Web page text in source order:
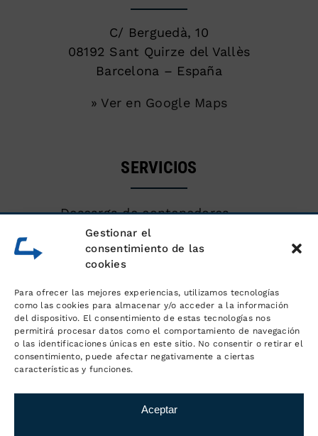
Gestionar el
consentimiento de las
cookies
Para ofrecer las mejores experiencias, utilizamos tecnologías
como las cookies para almacenar y/o acceder a la información
del dispositivo. El consentimiento de estas tecnologías nos
permitirá procesar datos como el comportamiento de navegación
o las identificaciones únicas en este sitio. No consentir o retirar el
consentimiento, puede afectar negativamente a ciertas
características y funciones.
Aceptar
C/ Berguedà, 10
08192 Sant Quirze del Vallès
Barcelona – España
» Ver en Google Maps
SERVICIOS
Descarga de contenedores
marítimos
Almacén de mercancías
Servicios logísticos y gestión de
pedidos
Distribución y transporte